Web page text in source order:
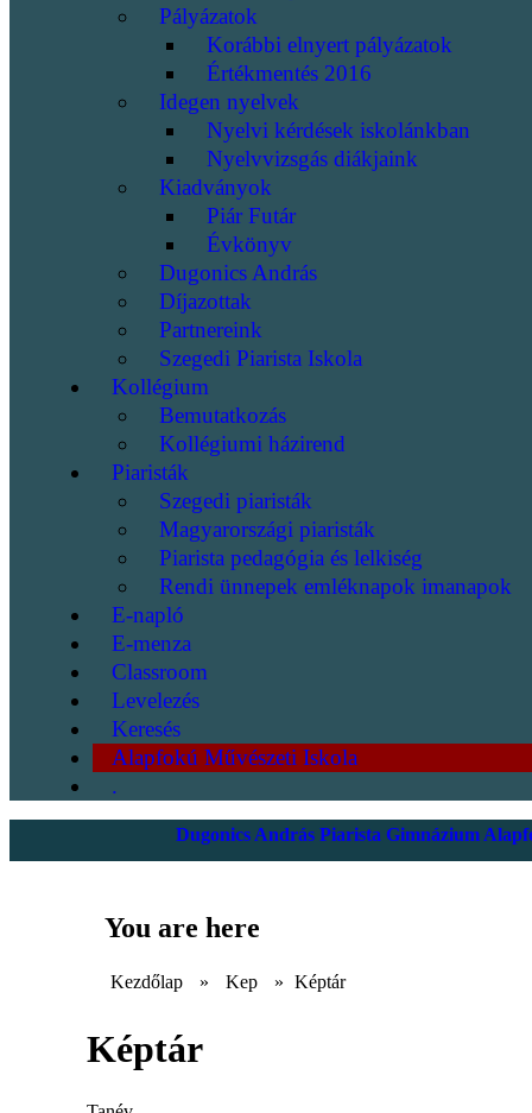
Pályázatok
Korábbi elnyert pályázatok
Értékmentés 2016
Idegen nyelvek
Nyelvi kérdések iskolánkban
Nyelvvizsgás diákjaink
Kiadványok
Piár Futár
Évkönyv
Dugonics András
Díjazottak
Partnereink
Szegedi Piarista Iskola
Kollégium
Bemutatkozás
Kollégiumi házirend
Piaristák
Szegedi piaristák
Magyarországi piaristák
Piarista pedagógia és lelkiség
Rendi ünnepek emléknapok imanapok
E-napló
E-menza
Classroom
Levelezés
Keresés
Alapfokú Művészeti Iskola
.
Dugonics András Piarista Gimnázium
You are here
Kezdőlap » Kep » Képtár
Képtár